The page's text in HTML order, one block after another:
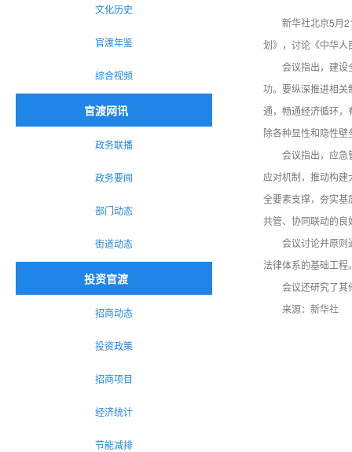
文化历史
官渡年鉴
综合视频
官渡网讯
政务联播
政务要闻
部门动态
街道动态
投资官渡
招商动态
投资政策
招商项目
经济统计
节能减排
新华社北京5月
划》，讨论《中华人
会议指出，建设
功。要纵深推进相
通，畅通经济循环
除各种显性和隐性
会议指出，应急
应对机制，推动构
全要素支撑，夯实
共管、协同联动的良
会议讨论并原则
法律体系的基础工
会议还研究了其
来源：新华社